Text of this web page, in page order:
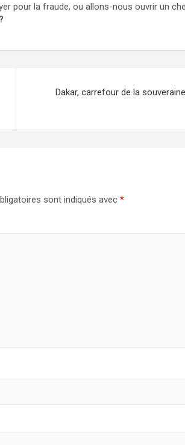
pour la fraude, ou allons-nous ouvrir un
Dakar, carrefour de la
sont indiqués avec *